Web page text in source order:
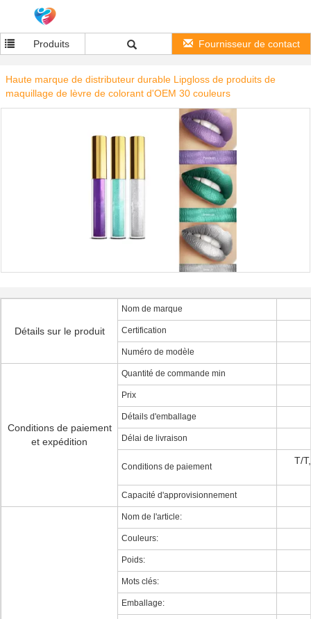
Produits Fournisseur de contact
Haute marque de distributeur durable Lipgloss de produits de
maquillage de lèvre de colorant d'OEM 30 couleurs
Détails sur le produit
Nom de marque
Certification
Numéro de modèle
Conditions de paiement
et expédition
Quantité de commande min
Prix
Détails d'emballage
Délai de livraison
Conditions de paiement
T/
Capacité d'approvisionnement
Nom de l'article:
Couleurs:
Poids:
Mots clés:
Emballage: